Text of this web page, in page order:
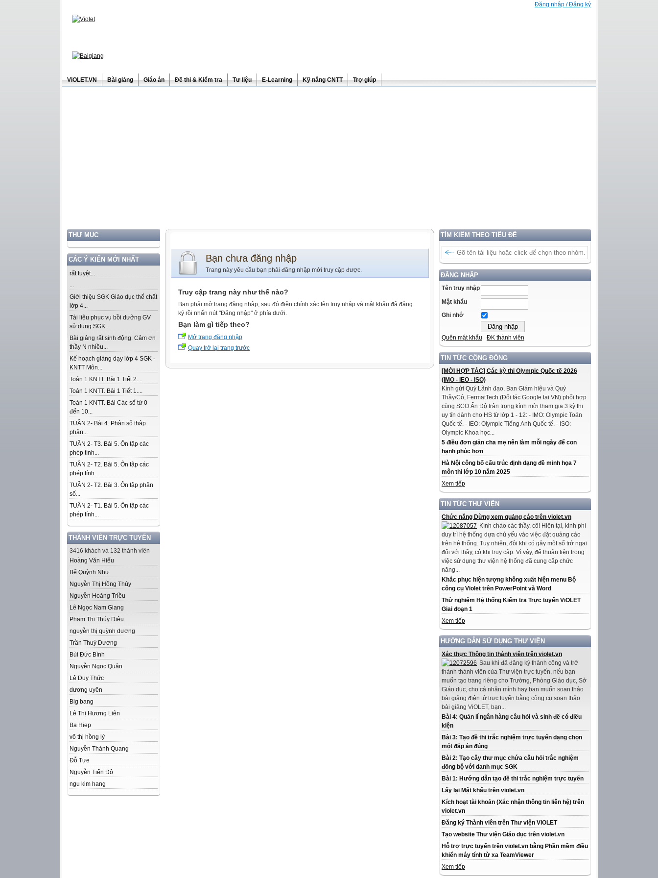
Đăng nhập / Đăng ký
ViOLET.VN Bài giảng Giáo án Đề thi & Kiểm tra Tư liệu E-Learning Kỹ năng CNTT Trợ giúp
THƯ MỤC
CÁC Ý KIẾN MỚI NHẤT
rất tuyệt...
...
Giới thiệu SGK Giáo dục thể chất
lớp 4...
Tài liệu phục vụ bồi dưỡng GV
sử dụng SGK...
Bài giảng rất sinh động. Cảm ơn
thầy N nhiều...
Kế hoạch giảng dạy lớp 4 SGK -
KNTT Môn...
Toán 1 KNTT. Bài 1 Tiết 2....
Toán 1 KNTT. Bài 1 Tiết 1....
Toán 1 KNTT. Bài Các số từ 0
đến 10...
TUẦN 2- Bài 4. Phân số thập
phân...
TUẦN 2- T3. Bài 5. Ôn tập các
phép tính...
TUẦN 2- T2. Bài 5. Ôn tập các
phép tính...
TUẦN 2- T2. Bài 3. Ôn tập phân
số...
TUẦN 2- T1. Bài 5. Ôn tập các
phép tính...
THÀNH VIÊN TRỰC TUYẾN
3416 khách và 132 thành viên
Hoàng Văn Hiếu
Bế Quỳnh Như
Nguyễn Thị Hồng Thúy
Nguyễn Hoàng Triều
Lê Ngọc Nam Giang
Phạm Thị Thúy Diệu
nguyễn thị quỳnh dương
Trần Thuỳ Dương
Bùi Đức Bình
Nguyễn Ngọc Quân
Lê Duy Thức
dương uyên
Big bang
Lê Thị Hương Liên
Ba Hiep
võ thị hồng lý
Nguyễn Thành Quang
Đỗ Tựe
Nguyễn Tiến Đô
ngu kim hang
TÌM KIẾM THEO TIÊU ĐỀ
ĐĂNG NHẬP
Tên truy nhập
Mật khẩu
Ghi nhớ
Quên mật khẩu ĐK thành viên
TIN TỨC CỘNG ĐỒNG
[MỜI HỢP TÁC] Các kỳ thi Olympic Quốc tế 2026
(IMO - IEO - ISO)
Kính gửi Quý Lãnh đạo, Ban Giám hiệu và Quý
Thầy/Cô, FermatTech (Đối tác Google tại VN) phối hợp
cùng SCO Ấn Độ trân trọng kính mời tham gia 3 kỳ thi
uy tín dành cho HS từ lớp 1 - 12: - IMO: Olympic Toán
Quốc tế. - IEO: Olympic Tiếng Anh Quốc tế. - ISO:
Olympic Khoa học...
5 điều đơn giản cha mẹ nên làm mỗi ngày để con
hạnh phúc hơn
Hà Nội công bố cấu trúc định dạng đề minh họa 7
môn thi lớp 10 năm 2025
Xem tiếp
TIN TỨC THƯ VIỆN
Chức năng Dừng xem quảng cáo trên violet.vn
Kính chào các thầy, cô! Hiện tại, kinh phí
duy trì hệ thống dựa chủ yếu vào việc đặt quảng cáo
trên hệ thống. Tuy nhiên, đôi khi có gây một số trở ngại
đối với thầy, cô khi truy cập. Vì vậy, để thuận tiện trong
việc sử dụng thư viện hệ thống đã cung cấp chức
năng...
Khắc phục hiện tượng không xuất hiện menu Bộ
công cụ Violet trên PowerPoint và Word
Thử nghiệm Hệ thống Kiểm tra Trực tuyến ViOLET
Giai đoạn 1
Xem tiếp
HƯỚNG DẪN SỬ DỤNG THƯ VIỆN
Xác thực Thông tin thành viên trên violet.vn
Sau khi đã đăng ký thành công và trở
thành thành viên của Thư viện trực tuyến, nếu bạn
muốn tạo trang riêng cho Trường, Phòng Giáo dục, Sở
Giáo dục, cho cá nhân mình hay bạn muốn soạn thảo
bài giảng điện tử trực tuyến bằng công cụ soạn thảo
bài giảng ViOLET, bạn...
Bài 4: Quản lí ngân hàng câu hỏi và sinh đề có điều
kiện
Bài 3: Tạo đề thi trắc nghiệm trực tuyến dạng chọn
một đáp án đúng
Bài 2: Tạo cây thư mục chứa câu hỏi trắc nghiệm
đồng bộ với danh mục SGK
Bài 1: Hướng dẫn tạo đề thi trắc nghiệm trực tuyến
Lấy lại Mật khẩu trên violet.vn
Kích hoạt tài khoản (Xác nhận thông tin liên hệ) trên
violet.vn
Đăng ký Thành viên trên Thư viện ViOLET
Tạo website Thư viện Giáo dục trên violet.vn
Hỗ trợ trực tuyến trên violet.vn bằng Phần mềm điều
khiển máy tính từ xa TeamViewer
Xem tiếp
Bạn chưa đăng nhập
Trang này yêu cầu bạn phải đăng nhập mới truy cập được.
Truy cập trang này như thế nào?
Bạn phải mở trang đăng nhập, sau đó điền chính xác tên truy nhập và mật khẩu đã đăng
ký rồi nhấn nút "Đăng nhập" ở phía dưới.
Bạn làm gì tiếp theo?
Mở trang đăng nhập
Quay trở lại trang trước